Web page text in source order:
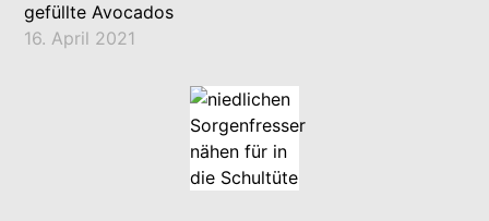
gefüllte Avocados
16. April 2021